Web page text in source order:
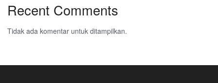
Recent Comments
Tidak ada komentar untuk ditampilkan.